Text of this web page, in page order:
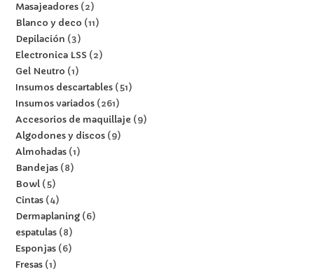
Masajeadores 2
Blanco y deco
11
Depilación
3
Electronica LSS
2
Gel Neutro
1
Insumos descartables 51
Insumos variados 261
Accesorios de maquillaje
9
Algodones y discos 9
Almohadas 1
Bandejas 8
Bowl 5
Cintas 4
Dermaplaning 6
espatulas 8
Esponjas 6
Fresas 1